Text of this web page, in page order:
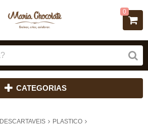
0
CATEGORIAS
DESCARTAVEIS
PLASTICO